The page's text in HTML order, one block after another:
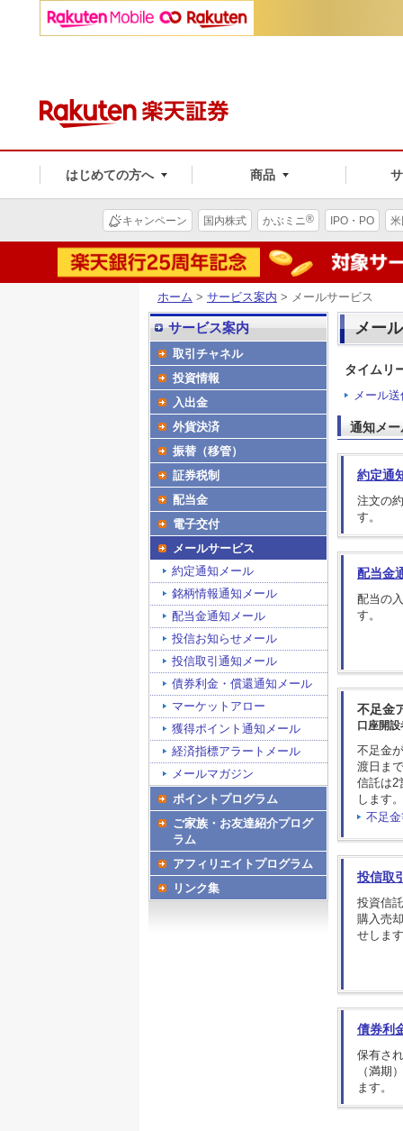
はじめての方へ 商品
キャンペーン 国内株式 かぶミニ® IPO・PO
ホーム > サービス案内 > メールサービス
メー
タイムリ
メール
通知メー
約定通
注文の
す。
配当金
配当の
す。
不足金
口座開
不足金
渡日ま
信託は2
します。
不足
投信取
投資信
購入売
せしま
債券利
保有さ
（満期
ます。
サービス案内
取引チャネル
投資情報
入出金
外貨決済
振替（移管）
証券税制
配当金
電子交付
メールサービス
約定通知メール
銘柄情報通知メール
配当金通知メール
投信お知らせメール
投信取引通知メール
債券利金・償還通知メール
マーケットアロー
獲得ポイント通知メール
経済指標アラートメール
メールマガジン
ポイントプログラム
ご家族・お友達紹介プログ
ラム
アフィリエイトプログラム
リンク集